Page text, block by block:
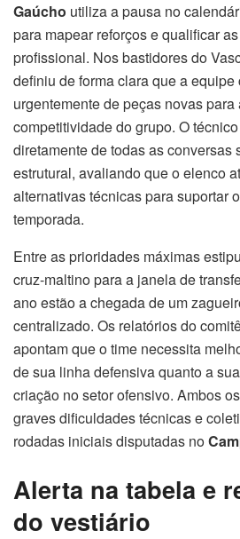
Gaúcho utiliza a pausa no
para mapear reforços e qualificar
profissional. Nos bastidores do
definiu de forma clara que a
urgentemente de peças novas para
competitividade do grupo. O
diretamente de todas as conversas
estrutural, avaliando que o elenco
alternativas técnicas para suportar
temporada.
Entre as prioridades máximas
cruz-maltino para a janela de
ano estão a chegada de um
centralizado. Os relatórios do
apontam que o time necessita
de sua linha defensiva quanto a
criação no setor ofensivo. Ambos
graves dificuldades técnicas e
rodadas iniciais disputadas no
Alerta na tabela e
do vestiário